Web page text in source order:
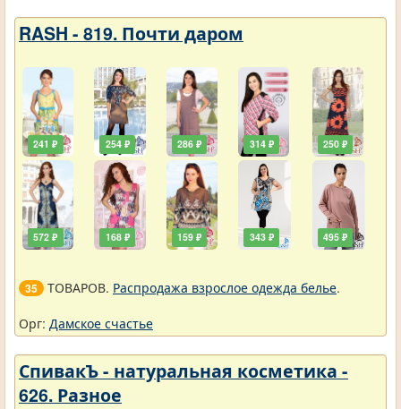
RASH - 819. Почти даром
241 ₽
572 ₽
254 ₽
168 ₽
286 ₽
159 ₽
314 ₽
343 ₽
250 ₽
495 ₽
35 ТОВАРОВ. Распродажа взрослое одежда белье.
Орг: Дамское счастье
СпивакЪ - натуральная косметика -
626. Разное